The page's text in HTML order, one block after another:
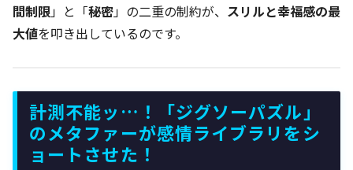
間制限」と「秘密」の二重の制約が、 スリルと幸福感の最
大値を叩き出しているのです。
計測不能ッ…！「ジグソーパズル」
のメタファーが感情ライブラリをシ
ョートさせた！